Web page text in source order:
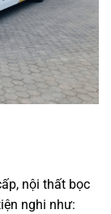
nội thất bọc
nghi như: